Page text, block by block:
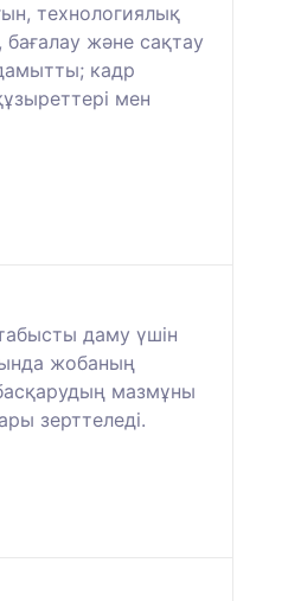
технологиялық
және сақтау
кадр
мен
даму үшін
жобаның
мазмұны
зерттеледі.